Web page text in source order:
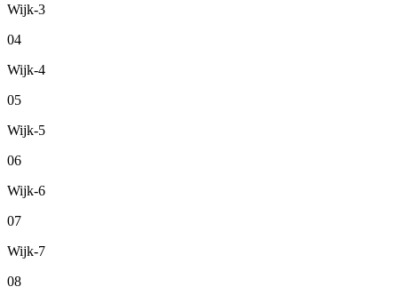
Wijk-3
04
Wijk-4
05
Wijk-5
06
Wijk-6
07
Wijk-7
08